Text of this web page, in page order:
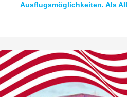
Ausflugsmöglichkeiten. Als